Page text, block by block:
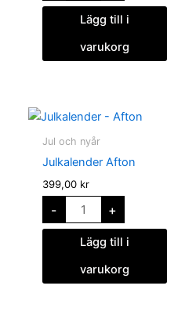
Lägg till i
varukorg
Jul och nyår
Julkalender Afton
399,00 kr
-
Julkalender
Afton
mängd
+
Lägg till i
varukorg